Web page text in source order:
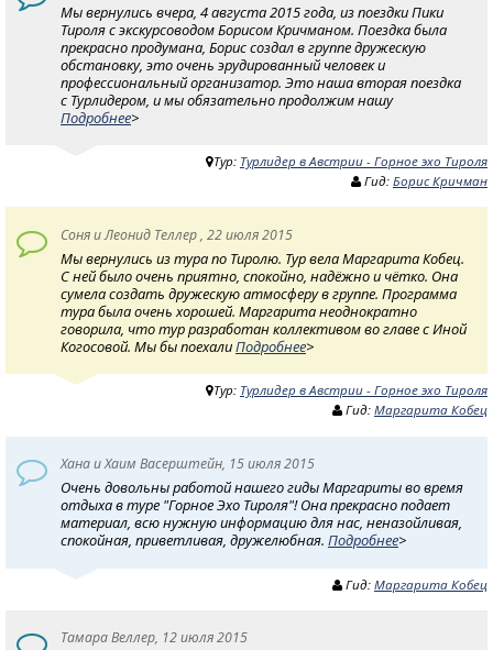
Мы вернулись вчера, 4 августа 2015 года, из поездки Пики
Тироля с экскурсоводом Борисом Кричманом. Поездка была
прекрасно продумана, Борис создал в группе дружескую
обстановку, это очень эрудированный человек и
профессиональный организатор. Это наша вторая поездка
с Турлидером, и мы обязательно продолжим нашу
Подробнее>
Тур: Турлидер в Австрии - Горное эхо Тироля
Гид: Борис Кричман
Соня и Леонид Теллер , 22 июля 2015
Мы вернулись из тура по Тиролю. Тур вела Маргарита Кобец.
С ней было очень приятно, спокойно, надёжно и чётко. Она
сумела создать дружескую атмосферу в группе. Программа
тура была очень хорошей. Маргарита неоднократно
говорила, что тур разработан коллективом во главе с Иной
Когосовой. Мы бы поехалиПодробнее>
Тур: Турлидер в Австрии - Горное эхо Тироля
Гид: Маргарита Кобец
Хана и Хаим Васерштейн, 15 июля 2015
Очень довольны работой нашего гиды Маргариты во время
отдыха в туре "Горное Эхо Тироля"! Она прекрасно подает
материал, всю нужную информацию для нас, неназойливая,
спокойная, приветливая, дружелюбная. Подробнее>
Гид: Маргарита Кобец
Тамара Веллер, 12 июля 2015